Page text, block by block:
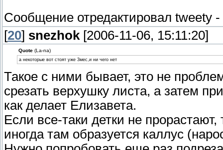
Сообщение отредактировал tweety -
[20] snezhok [2006-11-06, 15:11:20]
Quote(La-na)
а некоторые вот стоят уже 3мес,и ни чего нет
Такое с ними бывает, это не
срезать верхушку листа, а затем
как делает Елизавета.
Если все-таки детки не
иногда там образуется каллус